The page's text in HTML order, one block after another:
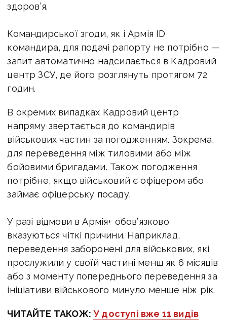
здоров’я.
​Командирської згоди, як і Армія ID
командира, для подачі рапорту не потрібно —
запит автоматично надсилається в Кадровий
центр ЗСУ, де його розглянуть протягом 72
годин.
​В окремих випадках Кадровий центр
напряму звертається до командирів
військових частин за погодженням. Зокрема,
для переведення між тиловими або між
бойовими бригадами. Також погодження
потрібне, якщо військовий є офіцером або
займає офіцерську посаду.
​У разі відмови в Армія+ обов’язково
вказуються чіткі причини. Наприклад,
переведення заборонені для військових, які
прослужили у своїй частині менш як 6 місяців
або з моменту попереднього переведення за
ініціативи військового минуло менше ніж рік.
ЧИТАЙТЕ ТАКОЖ:У доступі вже 11 видів